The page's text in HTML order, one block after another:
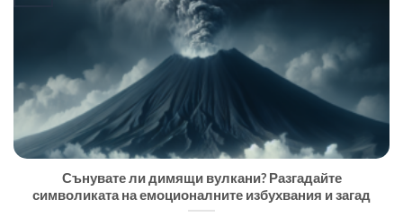
Сънувате ли димящи вулкани? Разгадайте
символиката на емоционалните избухвания и загад